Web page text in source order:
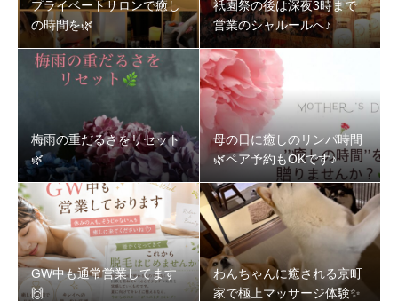
プライベートサロンで癒し
の時間を🌿‬
祇園祭の後は深夜3時まで
営業のシャルールへ♪
梅雨の重だるさをリセット
🌿‬
母の日に癒しのリンパ時間
🌿‬ペア予約もOKです♪
GW中も通常営業してます
🙌
わんちゃんに癒される京町
家で極上マッサージ体験✨